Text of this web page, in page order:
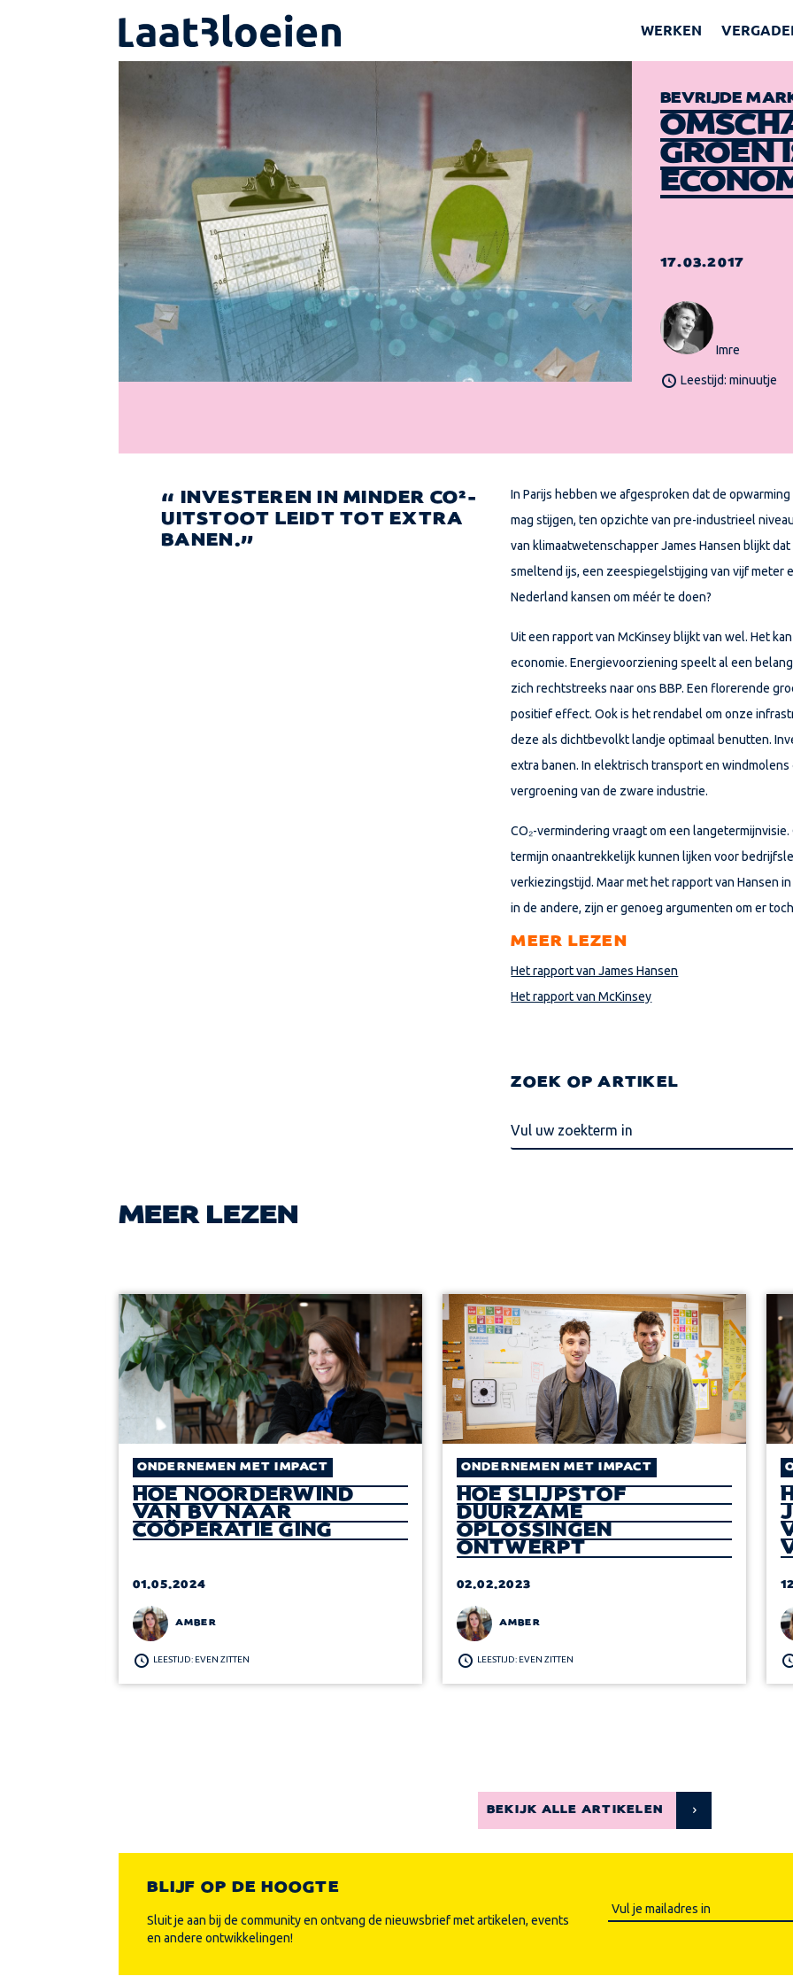
WERKEN
BEVRIJDE
GROEN
17.03.2017
Imre
Leestijd: minuutje
INVESTEREN IN MINDER CO₂-
UITSTOOT LEIDT TOT EXTRA
BANEN.
In Parijs hebben we afgesproken dat de
mag stijgen, ten opzichte van pre-industrieel
van klimaatwetenschapper James Hansen blijkt
smeltend ijs, een zeespiegelstijging van vijf meter
Nederland kansen om méér te doen?
Uit een rapport van McKinsey blijkt van wel. Het
economie. Energievoorziening speelt al een
zich rechtstreeks naar ons BBP. Een florerende
positief effect. Ook is het rendabel om onze
deze als dichtbevolkt landje optimaal benutten.
extra banen. In elektrisch transport en
vergroening van de zware industrie.
CO₂-vermindering vraagt om een
termijn onaantrekkelijk kunnen lijken voor
verkiezingstijd. Maar met het rapport van Hansen
in de andere, zijn er genoeg argumenten om er
MEER LEZEN
Het rapport van James Hansen
Het rapport van McKinsey
ZOEK OP ARTIKEL
MEER LEZEN
ONDERNEMEN MET IMPACT
HOE NOORDERWIND
VAN BV NAAR
COÖPERATIE GING
01.05.2024
AMBER
LEESTIJD: EVEN ZITTEN
ONDERNEMEN MET IMPACT
HOE SLIJPSTOF
DUURZAME
OPLOSSINGEN
ONTWERPT
02.02.2023
AMBER
LEESTIJD: EVEN ZITTEN
BEKIJK ALLE ARTIKELEN
BLIJF OP DE HOOGTE
Sluit je aan bij de community en ontvang de nieuwsbrief met artikelen, events
en andere ontwikkelingen!